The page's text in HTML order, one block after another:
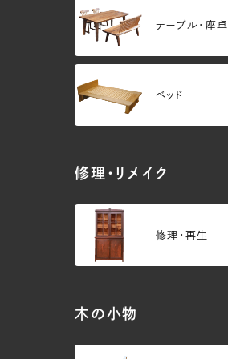
テーブル・座卓
ベッド
修理・リメイク
修理・再生
木の小物